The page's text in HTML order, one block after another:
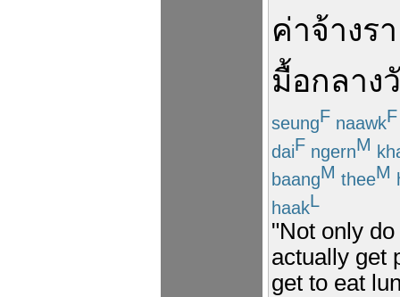
ค่าจ้างร
มื้อกลาง
seungF naawkF
daiF ngernM
baangM theeM
haakL
"Not only
actually get
get to eat